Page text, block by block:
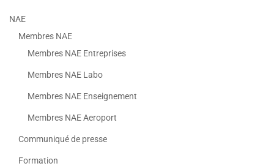
NAE
Membres NAE
Membres NAE Entreprises
Membres NAE Labo
Membres NAE Enseignement
Membres NAE Aeroport
Communiqué de presse
Formation